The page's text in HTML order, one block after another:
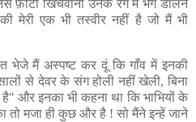
फ़ोटो खिंचवाना उनके रंग में भंग डालने
मेरी एक भी तस्वीर नहीं है जो मैं भी
भेजे मैं अस्पष्ट कर दूं कि गाँव में इनकी
से देवर के संग होली नहीं खेली, बिना
है" और इनका भी कहना था कि भाभियों के
तो मजा ही कुछ और है ! सो मैंने इन्हें जाने